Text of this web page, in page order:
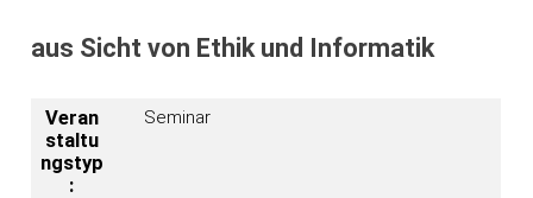
aus Sicht von Ethik und Informatik
Veran
staltu
ngstyp
:
Seminar